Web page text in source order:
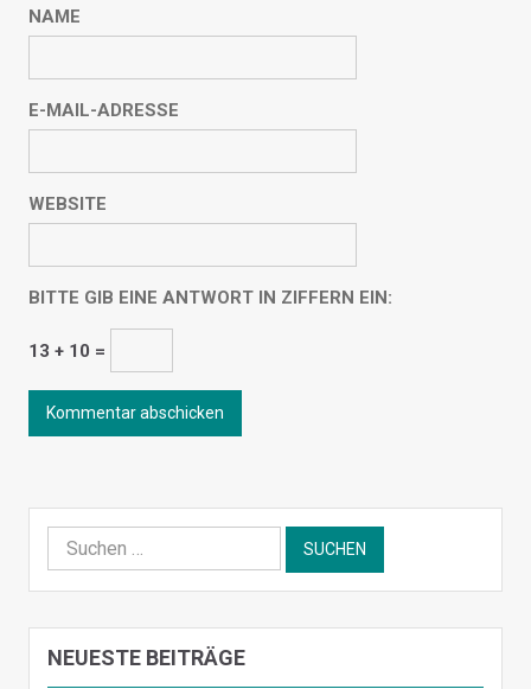
NAME
E-MAIL-ADRESSE
WEBSITE
BITTE GIB EINE ANTWORT IN ZIFFERN EIN:
13 + 10 =
Suchen
nach:
NEUESTE BEITRÄGE